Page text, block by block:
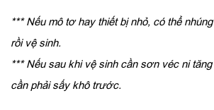
*** Nếu mô tơ hay thiết bị nhỏ, có thể
rồi vệ sinh.
*** Nếu sau khi vệ sinh cần sơn véc ni
cần phải sấy khô trước.